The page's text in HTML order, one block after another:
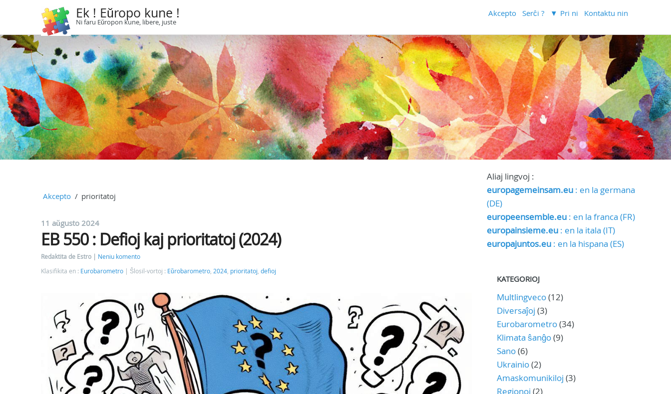
Ek ! Eŭropo kune !
Ni faru Eŭropon kune, libere, juste
Akcepto Serĉi ? Pri ni Kontaktu nin
Akcepto prioritatoj
11 aŭgusto 2024
EB 550 : Defioj kaj prioritatoj (2024)
Redaktita de Estro
Neniu komento
Klasifikita en : Eurobarometro Ŝlosil-vortoj : Eŭrobarometro, 2024, prioritatoj, defioj
Aliaj lingvoj :
europagemeinsam.eu: en la germana
(DE)
europeensemble.eu: en la franca (FR)
europainsieme.eu: en la itala (IT)
europajuntos.eu: en la hispana (ES)
KATEGORIOJ
Multlingveco(12)
Diversaĵoj (3)
Eurobarometro(34)
Klimata ŝanĝo(9)
Sano(6)
Ukrainio(2)
Amaskomunikiloj (3)
Regionoj (2)